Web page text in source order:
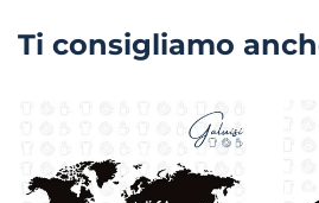
Ti consigliamo